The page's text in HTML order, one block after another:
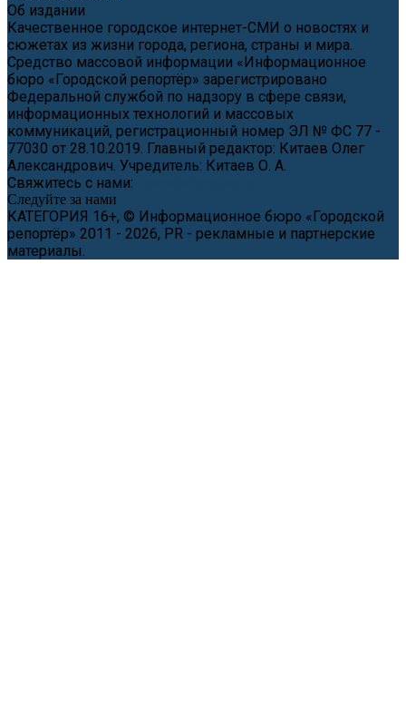
Об издании
Качественное городское интернет-СМИ о новостях и
сюжетах из жизни города, региона, страны и мира.
Средство массовой информации «Информационное
бюро «Городской репортёр» зарегистрировано
Федеральной службой по надзору в сфере связи,
информационных технологий и массовых
коммуникаций, регистрационный номер ЭЛ № ФС 77 -
77030 от 28.10.2019. Главный редактор: Китаев Олег
Александрович. Учредитель: Китаев О. А.
Свяжитесь с нами:
Следуйте за нами
КАТЕГОРИЯ 16+, © Информационное бюро «Городской
репортёр» 2011 - 2026, PR - рекламные и партнерские
материалы.